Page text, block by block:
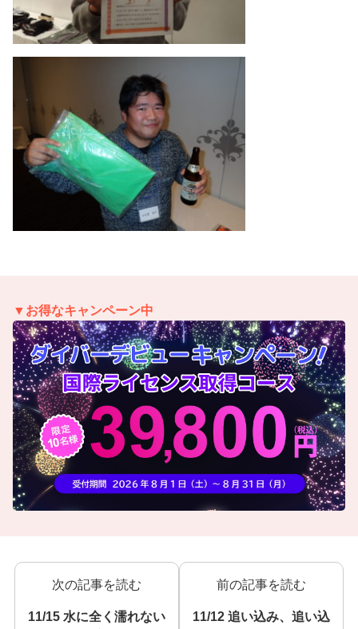
▼お得なキャンペーン中
次の記事を読む
11/15 水に全く濡れない
前の記事を読む
11/12 追い込み、追い込